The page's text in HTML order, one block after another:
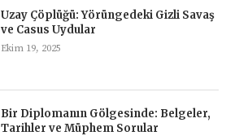
Uzay Çöplüğü: Yörüngedeki Gizli Savaş
ve Casus Uydular
Ekim 19, 2025
Bir Diplomanın Gölgesinde: Belgeler,
Tarihler ve Müphem Sorular